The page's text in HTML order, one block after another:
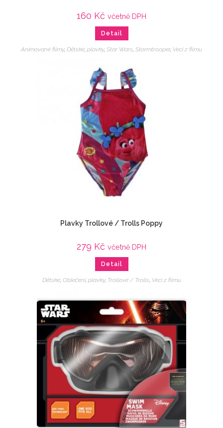
160 Kč včetně DPH
Detail
Animované filmy, Dětské, plavky, Star Wars, Stormtrooper, Veci z filmu
Plavky Trollové / Trolls Poppy
279 Kč včetně DPH
Detail
Dětské, Oblečení, plavky, Trollové / Trolls Veci z filmu